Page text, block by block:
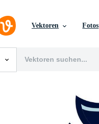
Vektoren Fotos